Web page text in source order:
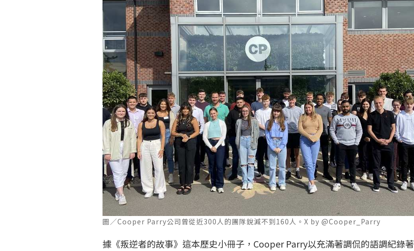
圖／Cooper Parry公司曾從近300人的團隊銳減不到160人。X by @Cooper_Parry
據《叛逆者的故事》這本歷史小冊子，Cooper Parry以充滿著調侃的語調紀錄著